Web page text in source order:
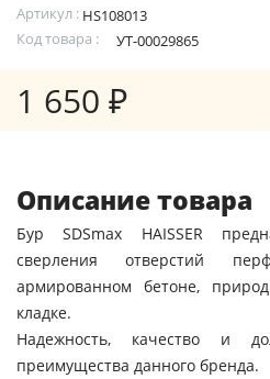
Артикул : HS108013
Код товара :
УТ-00029865
1 650 ₽
Описание товара
Бур SDSmax HAISSER
сверления отверстий
армированном бетоне,
кладке.
Надежность, качество и
преимущества данного бренда.